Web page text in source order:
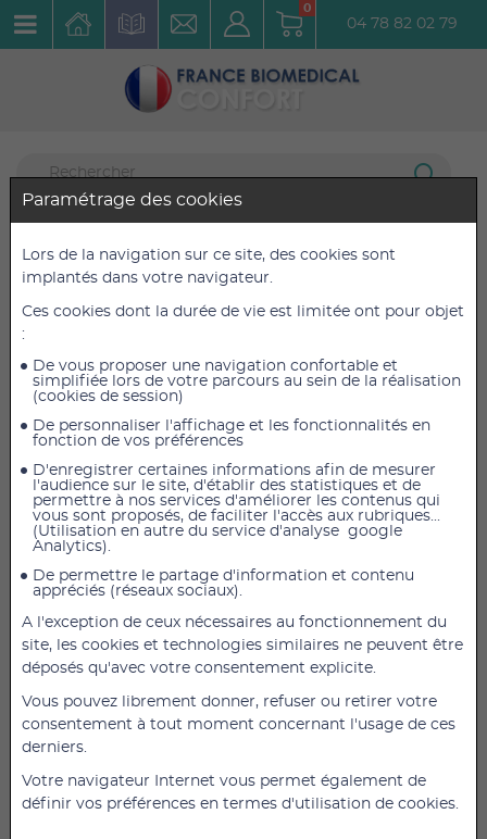
0
04 78 82 02 79
Bien Assis 30 articles listés
Siège Releveur Electrique Up Easy
Réf. : 821078
SIÈGE RELEVEUR ÉLECTRIQUE UP EASY 821078 Ce
siège vous assiste pour vous relever et vous asseoir
en douceur ! Modèle électrique vous assistant à
100% Ce siège, confortable comme un coussin
permet de vous assister en douceur
automatiquement lorsque l'utilisateur commence à
se lever ou souhaite (...)
DÉTAILS AJOUTER
Paramétrage des cookies
Lors de la navigation sur ce site, des cookies sont
implantés dans votre navigateur.
Ces cookies dont la durée de vie est limitée ont pour objet
:
De vous proposer une navigation confortable et
simplifiée lors de votre parcours au sein de la réalisation
(cookies de session)
De personnaliser l'affichage et les fonctionnalités en
fonction de vos préférences
D'enregistrer certaines informations afin de mesurer
l'audience sur le site, d'établir des statistiques et de
permettre à nos services d'améliorer les contenus qui
vous sont proposés, de faciliter l'accès aux rubriques...
(Utilisation en autre du service d'analyse google
Analytics).
De permettre le partage d'information et contenu
appréciés (réseaux sociaux).
A l'exception de ceux nécessaires au fonctionnement du
site, les cookies et technologies similaires ne peuvent être
déposés qu'avec votre consentement explicite.
Vous pouvez librement donner, refuser ou retirer votre
consentement à tout moment concernant l'usage de ces
derniers.
Votre navigateur Internet vous permet également de
définir vos préférences en termes d'utilisation de cookies.